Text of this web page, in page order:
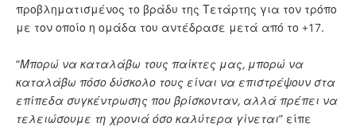
προβληματισμένος το βράδυ της Τετάρτης για τον τρόπο
με τον οποίο η ομάδα του αντέδρασε μετά από το +17.
“Μπορώ να καταλάβω τους παίκτες μας, μπορώ να
καταλάβω πόσο δύσκολο τους είναι να επιστρέψουν στα
επίπεδα συγκέντρωσης που βρίσκονταν, αλλά πρέπει να
τελειώσουμε τη χρονιά όσο καλύτερα γίνεται” είπε